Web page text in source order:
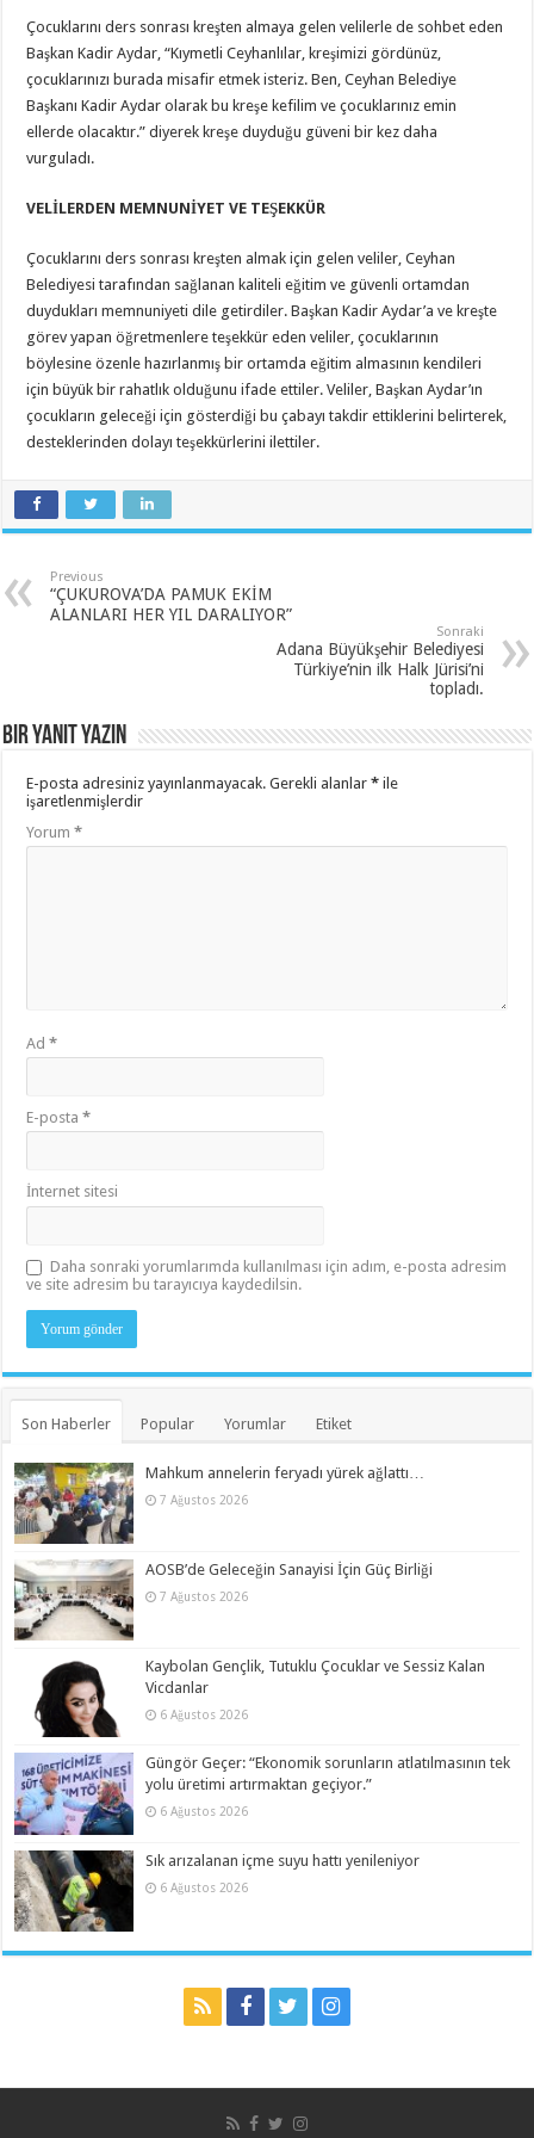
Çocuklarını ders sonrası kreşten almaya gelen velilerle de sohbet eden
Başkan Kadir Aydar, “Kıymetli Ceyhanlılar, kreşimizi gördünüz,
çocuklarınızı burada misafir etmek isteriz. Ben, Ceyhan Belediye
Başkanı Kadir Aydar olarak bu kreşe kefilim ve çocuklarınız emin
ellerde olacaktır.” diyerek kreşe duyduğu güveni bir kez daha
vurguladı.
VELİLERDEN MEMNUNİYET VE TEŞEKKÜR
Çocuklarını ders sonrası kreşten almak için gelen veliler, Ceyhan
Belediyesi tarafından sağlanan kaliteli eğitim ve güvenli ortamdan
duydukları memnuniyeti dile getirdiler. Başkan Kadir Aydar’a ve kreşte
görev yapan öğretmenlere teşekkür eden veliler, çocuklarının
böylesine özenle hazırlanmış bir ortamda eğitim almasının kendileri
için büyük bir rahatlık olduğunu ifade ettiler. Veliler, Başkan Aydar’ın
çocukların geleceği için gösterdiği bu çabayı takdir ettiklerini belirterek,
desteklerinden dolayı teşekkürlerini ilettiler.
Previous
“ÇUKUROVA’DA PAMUK EKİM
ALANLARI HER YIL DARALIYOR”
Sonraki
Adana Büyükşehir Belediyesi
Türkiye’nin ilk Halk Jürisi’ni
topladı.
Bir yanıt yazın
E-posta adresiniz yayınlanmayacak. Gerekli alanlar* ile
işaretlenmişlerdir
Yorum*
Ad*
E-posta*
İnternet sitesi
Daha sonraki yorumlarımda kullanılması için adım, e-posta adresim
ve site adresim bu tarayıcıya kaydedilsin.
Son Haberler Popular Yorumlar Etiket
Mahkum annelerin feryadı yürek ağlattı…
7 Ağustos 2026
AOSB’de Geleceğin Sanayisi İçin Güç Birliği
7 Ağustos 2026
Kaybolan Gençlik, Tutuklu Çocuklar ve Sessiz Kalan
Vicdanlar
6 Ağustos 2026
Güngör Geçer: “Ekonomik sorunların atlatılmasının tek
yolu üretimi artırmaktan geçiyor.”
6 Ağustos 2026
Sık arızalanan içme suyu hattı yenileniyor
6 Ağustos 2026